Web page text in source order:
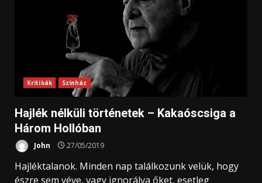
Kritikák Színház
Hajlék nélküli történetek – Kakaóscsiga a
Három Hollóban
John 27/05/2019
Hajléktalanok. Minden nap találkozunk velük, hogy
észre sem véve, vagy ignorálva őket, esetleg